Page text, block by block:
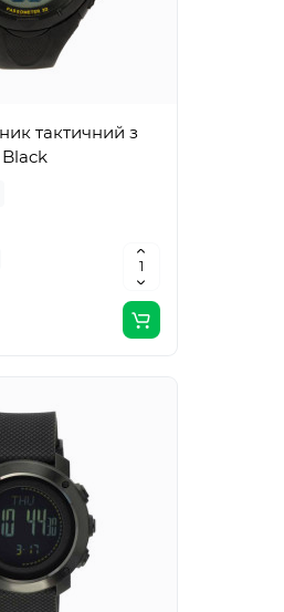
тактичний з